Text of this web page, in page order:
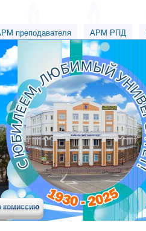
преподавателя АРМ РПД
комиссию